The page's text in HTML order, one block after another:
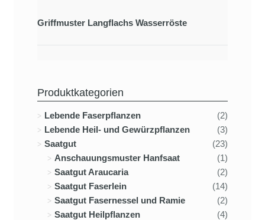
Griffmuster Langflachs Wasserröste
Produktkategorien
Lebende Faserpflanzen
(2)
Lebende Heil- und Gewürzpflanzen
(3)
Saatgut
(23)
Anschauungsmuster Hanfsaat
(1)
Saatgut Araucaria
(2)
Saatgut Faserlein
(14)
Saatgut Fasernessel und Ramie
(2)
Saatgut Heilpflanzen
(4)